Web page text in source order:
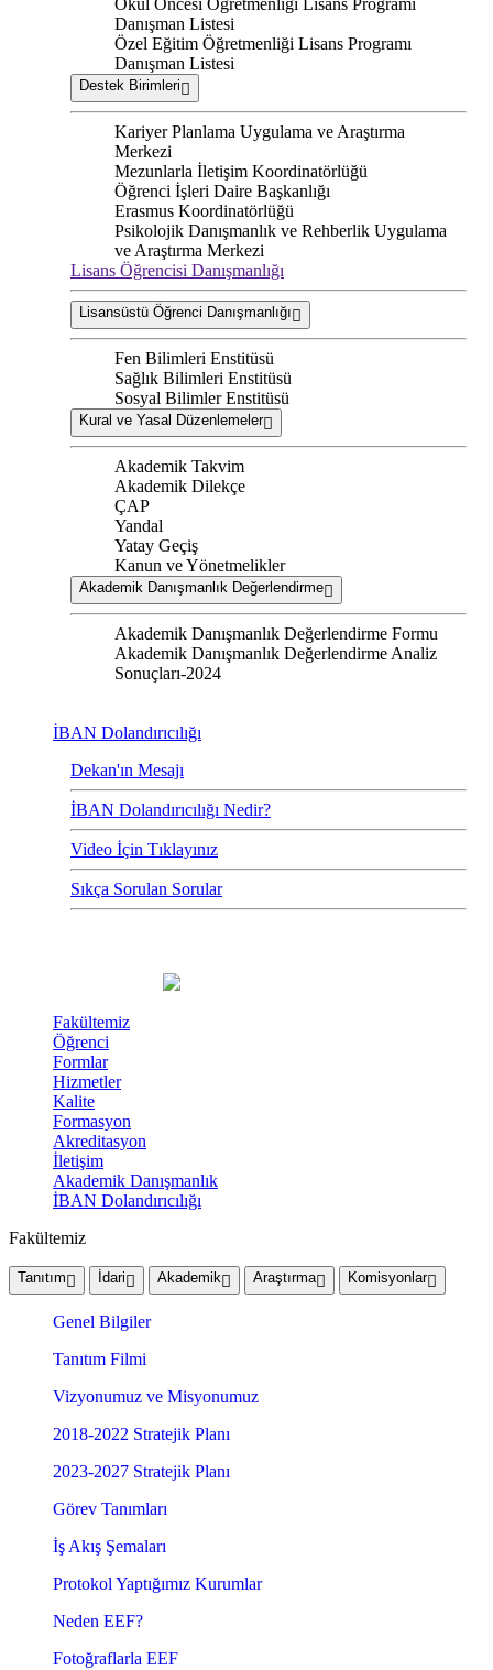
Okul Öncesi Öğretmenliği Lisans Programı
Danışman Listesi
Özel Eğitim Öğretmenliği Lisans Programı
Danışman Listesi
Destek Birimleri
Kariyer Planlama Uygulama ve Araştırma
Merkezi
Mezunlarla İletişim Koordinatörlüğü
Öğrenci İşleri Daire Başkanlığı
Erasmus Koordinatörlüğü
Psikolojik Danışmanlık ve Rehberlik Uygulama
ve Araştırma Merkezi
Lisans Öğrencisi Danışmanlığı
Lisansüstü Öğrenci Danışmanlığı
Fen Bilimleri Enstitüsü
Sağlık Bilimleri Enstitüsü
Sosyal Bilimler Enstitüsü
Kural ve Yasal Düzenlemeler
Akademik Takvim
Akademik Dilekçe
ÇAP
Yandal
Yatay Geçiş
Kanun ve Yönetmelikler
Akademik Danışmanlık Değerlendirme
Akademik Danışmanlık Değerlendirme Formu
Akademik Danışmanlık Değerlendirme Analiz
Sonuçları-2024
İBAN Dolandırıcılığı
Dekan'ın Mesajı
İBAN Dolandırıcılığı Nedir?
Video İçin Tıklayınız
Sıkça Sorulan Sorular
Fakültemiz
Öğrenci
Formlar
Hizmetler
Kalite
Formasyon
Akreditasyon
İletişim
Akademik Danışmanlık
İBAN Dolandırıcılığı
Fakültemiz
Tanıtım İdari Akademik Araştırma Komisyonlar
Genel Bilgiler
Tanıtım Filmi
Vizyonumuz ve Misyonumuz
2018-2022 Stratejik Planı
2023-2027 Stratejik Planı
Görev Tanımları
İş Akış Şemaları
Protokol Yaptığımız Kurumlar
Neden EEF?
Fotoğraflarla EEF